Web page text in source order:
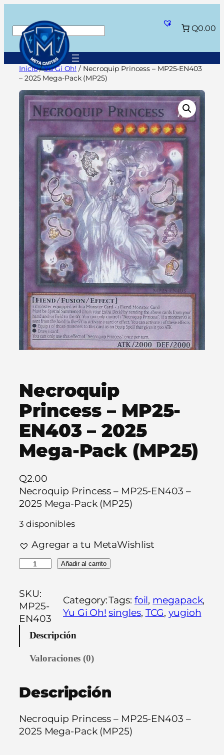
contenido
Buscar Q0.00
Inicio/Yu Gi Oh! / Necroquip Princess – MP25-EN403
– 2025 Mega-Pack (MP25)
Necroquip
Princess – MP25-
EN403 – 2025
Mega-Pack (MP25)
Q2.00
Necroquip Princess – MP25-EN403 –
2025 Mega-Pack (MP25)
3 disponibles
Agregar a tu MetaWishlist
c
r
o
q
r
n
c
Añadir al carrito
SKU:
MP25-
EN403
Category:
Yu Gi Oh!
Tags: foil, megapack
singles, TCG, yugioh
Descripción
Valoraciones (0)
Descripción
Necroquip Princess – MP25-EN403 –
2025 Mega-Pack (MP25)